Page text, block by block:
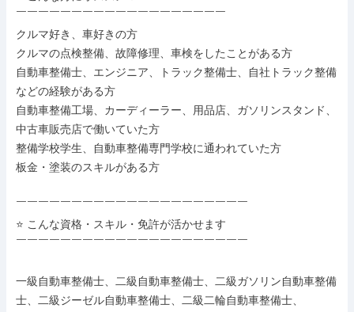
￣￣￣￣￣￣￣￣￣￣￣￣￣￣￣￣￣￣￣
クルマ好き、車好きの方
クルマの点検整備、故障修理、車検をしたことがある方
自動車整備士、エンジニア、トラック整備士、自社トラック整備
などの経験がある方
自動車整備工場、カーディーラー、用品店、ガソリンスタンド、
中古車販売店で働いていた方
整備学校学生、自動車整備専門学校に通われていた方
板金・塗装のスキルがある方
￣￣￣￣￣￣￣￣￣￣￣￣￣￣￣￣￣￣￣￣￣
⭐ こんな資格・スキル・免許が活かせます
￣￣￣￣￣￣￣￣￣￣￣￣￣￣￣￣￣￣￣￣￣
一級自動車整備士、二級自動車整備士、二級ガソリン自動車整備
士、二級ジーゼル自動車整備士、二級二輪自動車整備士、